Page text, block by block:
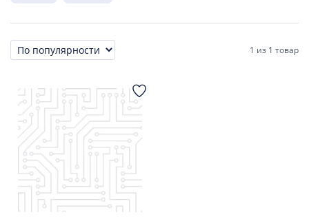
Сортировка 1 из 1 товар